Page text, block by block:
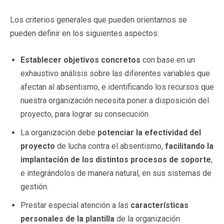
Los criterios generales que pueden orientarnos se
pueden definir en los siguientes aspectos:
Establecer objetivos concretos con base en un
exhaustivo análisis sobre las diferentes variables que
afectan al absentismo, e identificando los recursos que
nuestra organización necesita poner a disposición del
proyecto, para lograr su consecución.
La organización debe potenciar la efectividad del
proyecto de lucha contra el absentismo, facilitando la
implantación de los distintos procesos de soporte,
e integrándolos de manera natural, en sus sistemas de
gestión.
Prestar especial atención a las características
personales de la plantilla de la organización